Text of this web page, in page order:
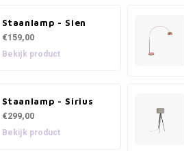
Staanlamp - Sien
€159,00
Bekijk product
Staanlamp - Sirius
€299,00
Bekijk product